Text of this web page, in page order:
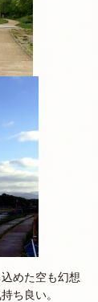
めた空も幻想
ち良い。